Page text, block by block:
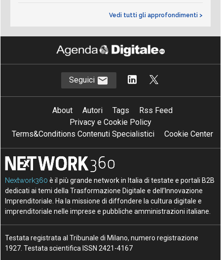
Vedi tutti gli approfondimenti >
Seguici
About Autori Tags
Rss Feed
Privacy e Cookie Policy
Terms&Conditions Contenuti Specialistici
Cookie Center
Nextwork360 è il più grande network in Italia di testate e portali B2B
dedicati ai temi della Trasformazione Digitale e dell’Innovazione
Imprenditoriale. Ha la missione di diffondere la cultura digitale e
imprenditoriale nelle imprese e pubbliche amministrazioni italiane.
Testata registrata al Tribunale di Milano, numero registrazione
1927. Testata scientifica ISSN 2421-4167